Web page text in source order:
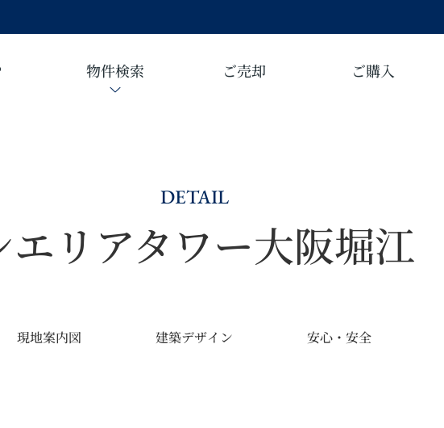
物件検索 ご売却 ご購入
DETAIL
エリアタワー大阪堀江
現地案内図 建築デザイン 安心・安全